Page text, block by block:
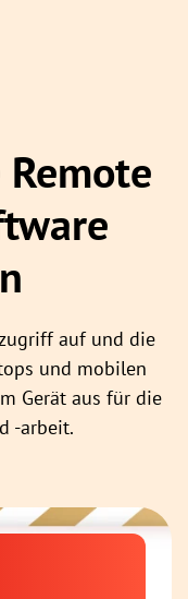
auf und die
und mobilen
Gerät aus für die
-arbeit.